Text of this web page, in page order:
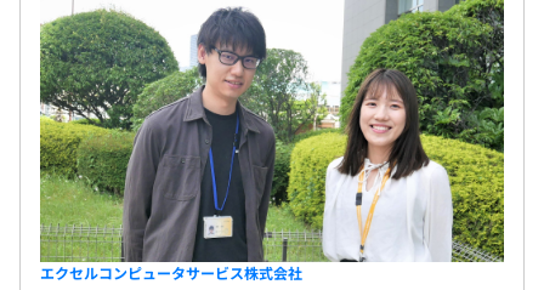
のスタートに分かれます。
ウォーターフォールのため、顧客にレビューをおこないな
がら、齟齬が無いように進めていくのが特徴です。
社内での作業となりますので、比較的スケジュールの融通
がつけやすく、質問のしやすい環境で作業に取り組めま
す。
【開発環境】
業務により異なります
・OS:Windows/Linux
無期雇用
3カ月（期間中、待遇の変更はありません）
10.0日
前事業年度の育児休業取得者数／出産者数
男性1人/1人
女性1人/1人
役員及び管理的地位にある者に占める女性の割合
役員25.0%
管理職40.0%
す。 ともに「成長」する喜びを分かち合いましょ
う！
エクセルコンピュータサービス株式会社